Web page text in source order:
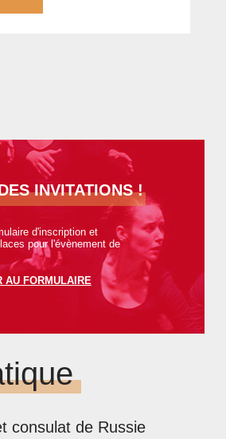
INVITATIONS !
d'inscription et
pour l'évènement de
AU FORMULAIRE
consulat de Russie